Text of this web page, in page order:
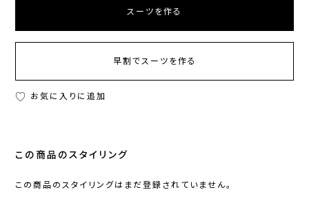
スーツを作る
早割でスーツを作る
お気に入りに追加
この商品のスタイリング
この商品のスタイリングはまだ登録されていません。